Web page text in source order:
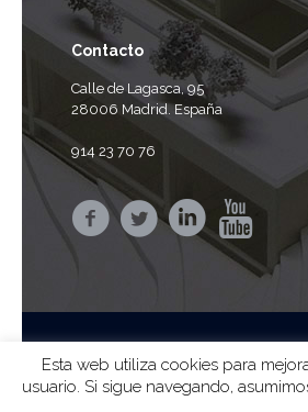
Contacto
Calle de Lagasca, 95
28006 Madrid. España
914 23 70 76
Esta web utiliza cookies para
usuario. Si sigue navegando,